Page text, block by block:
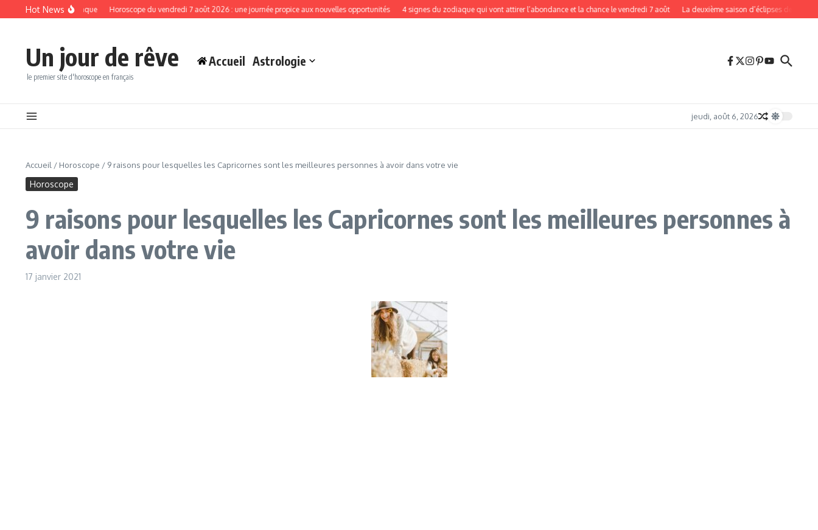
Aller au contenu
Hot News
du zodiaque Horoscope du vendredi 7 août 2026 : une journée propice aux nouvelles opportunités 4 signes du zodiaque qui vont attirer l’abondance et la chance le vendredi 7 août La deuxième saison d’éclipses de 2026
Un jour de rêve
le premier site d'horoscope en français
Accueil Astrologie
jeudi, août 6, 2026
Accueil / Horoscope / 9 raisons pour lesquelles les Capricornes sont les meilleures personnes à avoir dans votre vie
Horoscope
9 raisons pour lesquelles les Capricornes sont les meilleures personnes à
avoir dans votre vie
17 janvier 2021